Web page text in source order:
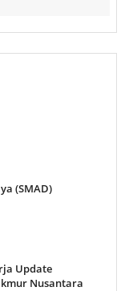
(SMAD)
Update
Nusantara